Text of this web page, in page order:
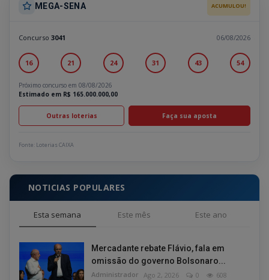
MEGA-SENA ACUMULOU!
Concurso 3041 06/08/2026
16 21 24 31 43 54
Próximo concurso em 08/08/2026
Estimado em R$ 165.000.000,00
Outras loterias Faça sua aposta
Fonte: Loterias CAIXA
NOTICIAS POPULARES
Esta semana Este mês Este ano
Mercadante rebate Flávio, fala em
omissão do governo Bolsonaro...
Administrador Ago 2, 2026 0 608